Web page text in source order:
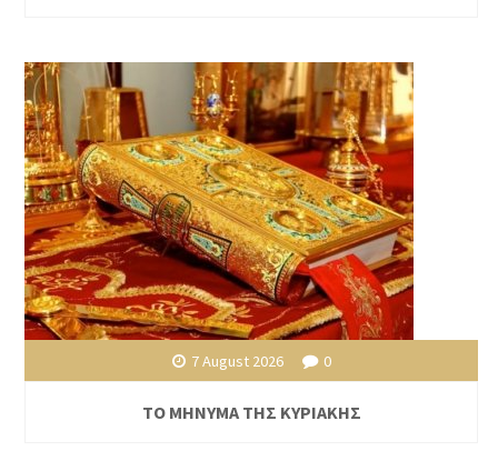
7 August 2026 0
ΤΟ ΜΗΝΥΜΑ ΤΗΣ ΚΥΡΙΑΚΗΣ